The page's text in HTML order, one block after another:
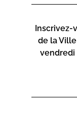
Inscrivez-
de la